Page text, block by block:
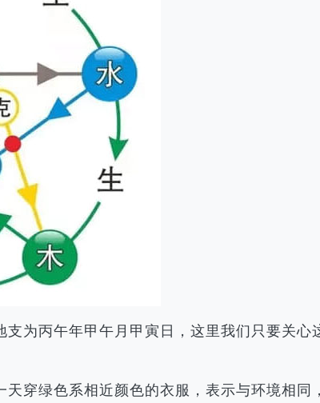
为丙午年甲午月甲寅日，这里我们只要关心
穿绿色系相近颜色的衣服，表示与环境相同